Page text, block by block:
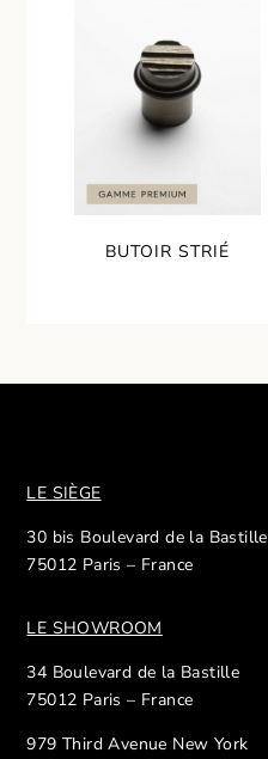
BUTOIR STRIÉ
LE SIÈGE
30 bis Boulevard de la Bastille
75012 Paris – France
LE SHOWROOM
34 Boulevard de la Bastille
75012 Paris – France
979 Third Avenue New York